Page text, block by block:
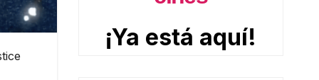
¡Ya está aquí!